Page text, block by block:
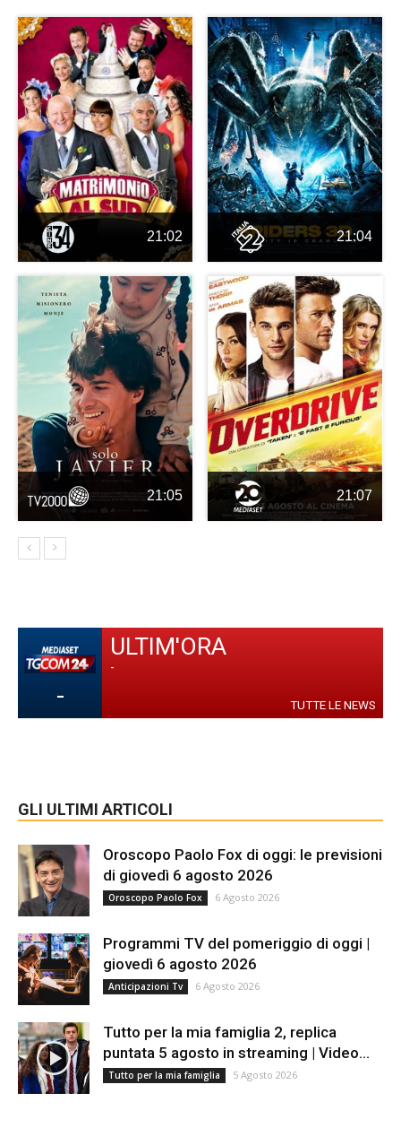
21:02 21:04
21:05 21:07
-
ULTIM'ORA
-
TUTTE LE NEWS
GLI ULTIMI ARTICOLI
Oroscopo Paolo Fox di oggi: le previsioni
di giovedì 6 agosto 2026
Oroscopo Paolo Fox 6 Agosto 2026
Programmi TV del pomeriggio di oggi |
giovedì 6 agosto 2026
Anticipazioni Tv 6 Agosto 2026
Tutto per la mia famiglia 2, replica
puntata 5 agosto in streaming | Video...
Tutto per la mia famiglia 5 Agosto 2026